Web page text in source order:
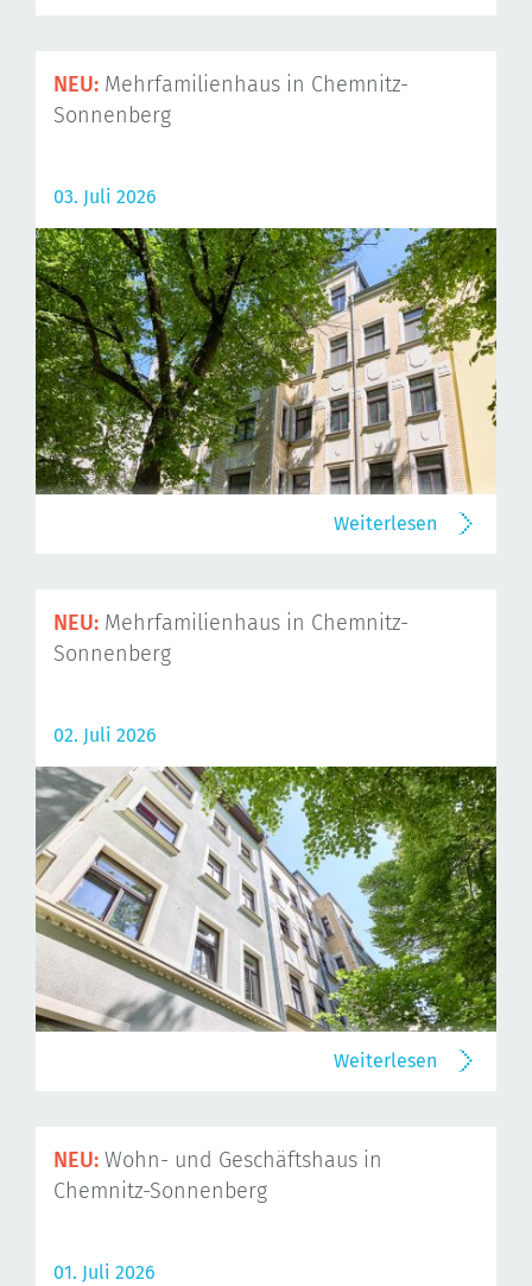
NEU: Mehrfamilienhaus in Chemnitz-
Sonnenberg
03. Juli 2026
Weiterlesen
NEU: Mehrfamilienhaus in Chemnitz-
Sonnenberg
02. Juli 2026
Weiterlesen
NEU: Wohn- und Geschäftshaus in
Chemnitz-Sonnenberg
01. Juli 2026